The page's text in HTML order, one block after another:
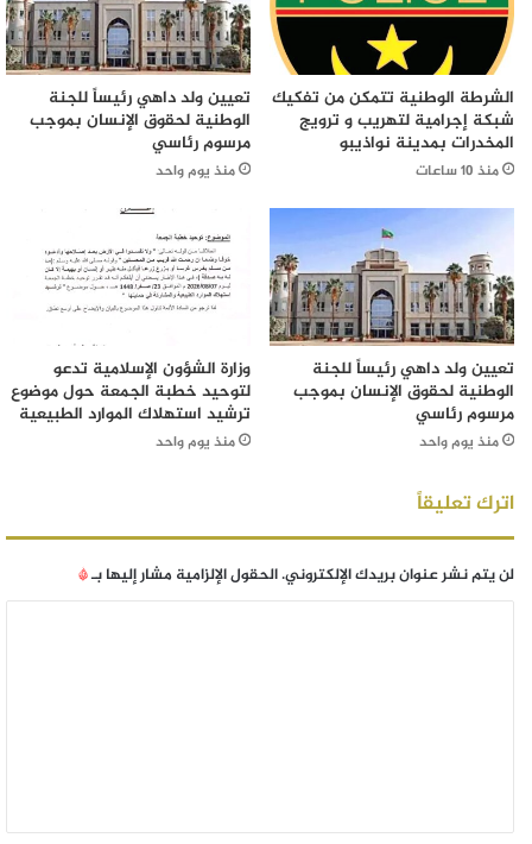
الشرطة الوطنية تتمكن من تفكيك
شبكة إجرامية لتهريب و ترويج
المخدرات بمدينة نواذيبو
منذ 10 ساعات
تعيين ولد داهي رئيساً للجنة
الوطنية لحقوق الإنسان بموجب
مرسوم رئاسي
منذ يوم واحد
تعيين ولد داهي رئيساً للجنة
الوطنية لحقوق الإنسان بموجب
مرسوم رئاسي
منذ يوم واحد
وزارة الشؤون الإسلامية تدعو
لتوحيد خطبة الجمعة حول موضوع
ترشيد استهلاك الموارد الطبيعية
منذ يوم واحد
اترك تعليقاً
لن يتم نشر عنوان بريدك الإلكتروني.الحقول الإلزامية مشار إليها بـ*